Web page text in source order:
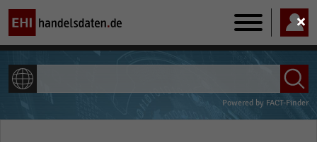
Main
navigation
Powered by FACT-Finder